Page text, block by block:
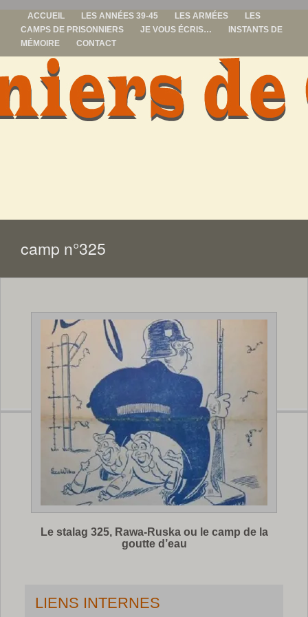
ACCUEIL LES ANNÉES 39-45 LES ARMÉES
LES
CAMPS DE PRISONNIERS
JE VOUS ÉCRIS…
INSTANTS DE
MÉMOIRE
CONTACT
prisonniers de
camp n°325
Le stalag 325, Rawa-Ruska ou le camp de la
goutte d’eau
LIENS INTERNES